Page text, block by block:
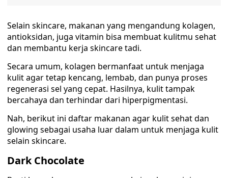
Selain skincare, makanan yang mengandung kolagen,
antioksidan, juga vitamin bisa membuat kulitmu sehat
dan membantu kerja skincare tadi.
Secara umum, kolagen bermanfaat untuk menjaga
kulit agar tetap kencang, lembab, dan punya proses
regenerasi sel yang cepat. Hasilnya, kulit tampak
bercahaya dan terhindar dari hiperpigmentasi.
Nah, berikut ini daftar makanan agar kulit sehat dan
glowing sebagai usaha luar dalam untuk menjaga kulit
selain skincare.
Dark Chocolate